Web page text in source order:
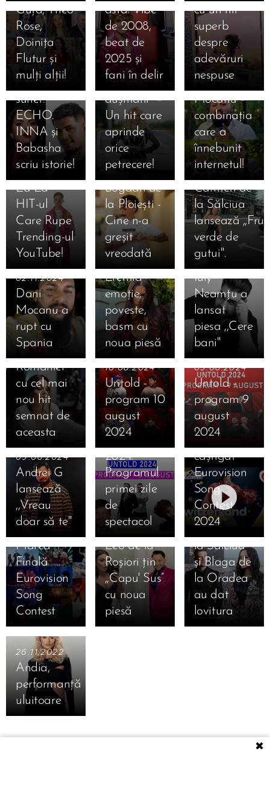
✖
Guță, Theo
Rose,
Doinița
Flutur și
mulți alții!
ăsta! Vibe
de 2008,
beat de
2025 și
fani în delir
cu un hit
superb
despre
adevăruri
nespuse
11.04.2025
Din două
lumi
diferite, un
singur
sunet:
ECHO.
INNA și
Babasha
scriu istorie!
viață
superba
piesă "O
mie,
prieteni și
dușmani" –
Un hit care
aprinde
orice
petrecere!
22.03.2025
Fetele din
Botoșani
feat. Dani
Mocanu –
combinația
care a
înnebunit
internetul!
19.03.2025
Denis
Nucă Face
Istorie Din
Nou! "Cu
Gândul Tot
La Ea" -
HIT-ul
Care Rupe
Trending-ul
YouTube!
09.11.2024
Bogdan de
la Ploiești -
Cine n-a
greșit
vreodată
Carmen de
la Sălciua
lansează
verde de
gutui".
02.11.2024
Dani
Mocanu a
rupt cu
Spania
02.11.2024
Alina
Eremia -
emoție,
poveste,
basm cu
noua piesă
02.11.2024
Iuly
Neamțu a
lansat
piesa ,,Cere
bani"
20.10.2024
Theo Rose
a dat foc
României
cu cel mai
nou hit
semnat de
aceasta
10.08.2024
Untold -
program 10
august
2024
09.08.2024
Untold -
program 9
august
2024
09.08.2024
Andrei G
lansează
,,Vreau
doar să te"
08.08.2024
Începe
UNTOLD
2024.
Programul
primei zile
de
spectacol
12.05.2024
câștigat
Eurovision
Song
Contest
2024
11.05.2024
Tonight Is
the Night:
Marea
Finală
Eurovision
Song
Contest
11.05.2024
Oana
Radu și
Leo de la
Roșiori țin
,,Capu' Sus”
cu noua
piesă
15.02.2023
Carmen de
la Sălciua
și Blaga de
la Oradea
au dat
lovitura
26.11.2022
Andia,
performanță
uluitoare